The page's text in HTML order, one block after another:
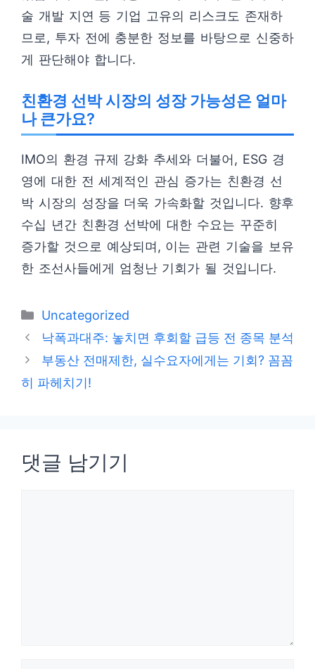
술 개발 지연 등 기업 고유의 리스크도 존재하
므로, 투자 전에 충분한 정보를 바탕으로 신중하
게 판단해야 합니다.
친환경 선박 시장의 성장 가능성은 얼마
나 큰가요?
IMO의 환경 규제 강화 추세와 더불어, ESG 경
영에 대한 전 세계적인 관심 증가는 친환경 선
박 시장의 성장을 더욱 가속화할 것입니다. 향후
수십 년간 친환경 선박에 대한 수요는 꾸준히
증가할 것으로 예상되며, 이는 관련 기술을 보유
한 조선사들에게 엄청난 기회가 될 것입니다.
카
테
리
Uncategorized
낙폭과대주: 놓치면 후회할 급등 전 종목 분석
부동산 전매제한, 실수요자에게는 기회? 꼼꼼
히 파헤치기!
댓글 남기기